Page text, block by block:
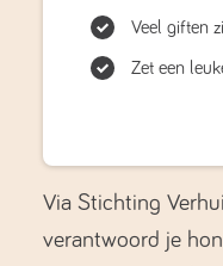
Veel giften
Zet een
Via Stichting
verantwoord je